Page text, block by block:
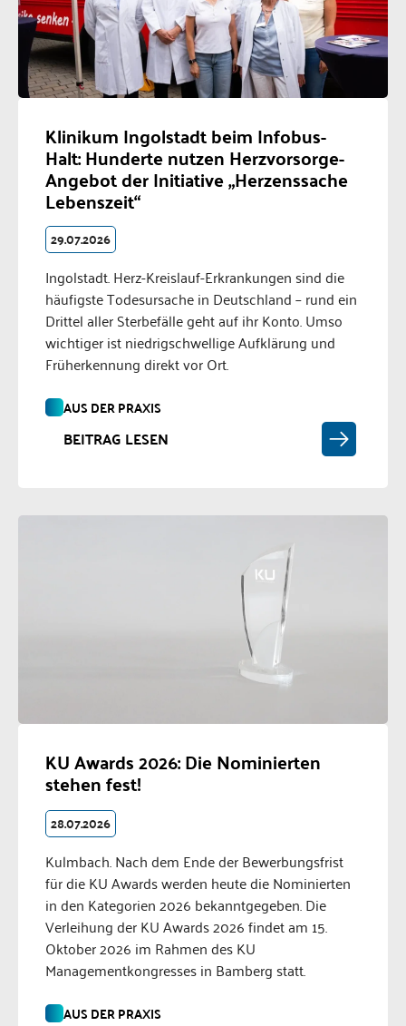
Klinikum Ingolstadt beim Infobus-
Halt: Hunderte nutzen Herzvorsorge-
Angebot der Initiative „Herzenssache
Lebenszeit“
29.07.2026
Ingolstadt. Herz-Kreislauf-Erkrankungen sind die
häufigste Todesursache in Deutschland – rund ein
Drittel aller Sterbefälle geht auf ihr Konto. Umso
wichtiger ist niedrigschwellige Aufklärung und
Früherkennung direkt vor Ort.
AUS DER PRAXIS
BEITRAG LESEN
KU Awards 2026: Die Nominierten
stehen fest!
28.07.2026
Kulmbach. Nach dem Ende der Bewerbungsfrist
für die KU Awards werden heute die Nominierten
in den Kategorien 2026 bekanntgegeben. Die
Verleihung der KU Awards 2026 findet am 15.
Oktober 2026 im Rahmen des KU
Managementkongresses in Bamberg statt.
AUS DER PRAXIS